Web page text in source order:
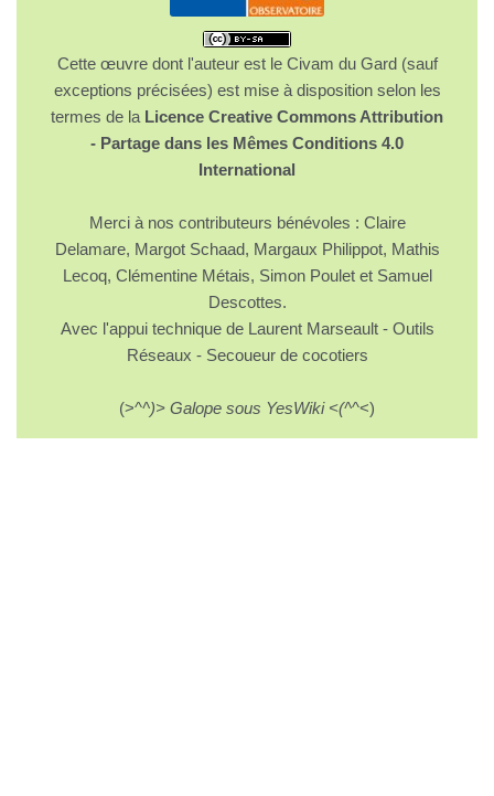
Cette œuvre dont l'auteur est le Civam du Gard (sauf
exceptions précisées) est mise à disposition selon les
termes de la Licence Creative Commons Attribution
- Partage dans les Mêmes Conditions 4.0
International
Merci à nos contributeurs bénévoles : Claire
Delamare, Margot Schaad, Margaux Philippot, Mathis
Lecoq, Clémentine Métais, Simon Poulet et Samuel
Descottes.
Avec l'appui technique de Laurent Marseault - Outils
Réseaux - Secoueur de cocotiers
(>^^)> Galope sous YesWiki <(^^<)